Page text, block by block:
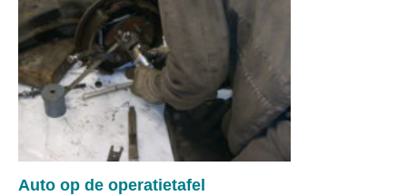
Auto op de operatietafel